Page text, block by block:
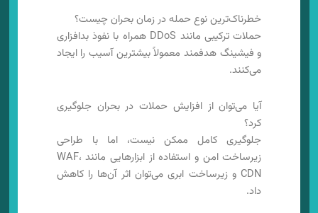
خطرناک‌ترین نوع حمله در زمان بحران چیست؟
حملات ترکیبی مانند DDoS همراه با نفوذ بدافزاری
و فیشینگ هدفمند معمولاً بیشترین آسیب را ایجاد
می‌کنند.
آیا می‌توان از افزایش حملات در بحران جلوگیری
کرد؟
جلوگیری کامل ممکن نیست، اما با طراحی
زیرساخت امن و استفاده از ابزارهایی مانند WAF،
CDN و زیرساخت ابری می‌توان اثر آن‌ها را کاهش
داد.